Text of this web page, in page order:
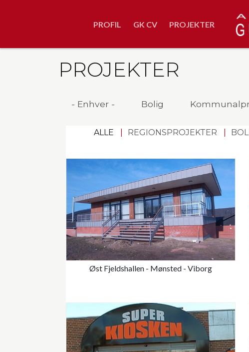
PROFIL GK CV PROJEKTER
PROJEKTER
- Enhver - Bolig
ALLE REGIONSPROJEKTER
Øst Fjeldshallen - Mønsted - Viborg